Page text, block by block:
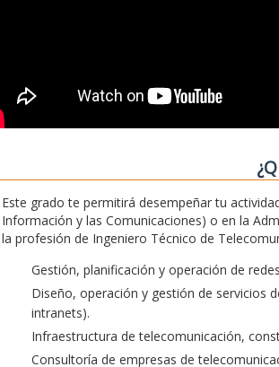
Este grado te permitirá desempeñar tu
Información y las Comunicaciones) o en la
la profesión de Ingeniero Técnico de
Gestión, planificación y operación de
Diseño, operación y gestión de servicios
intranets).
Infraestructura de telecomunicación,
Consultoría de empresas de